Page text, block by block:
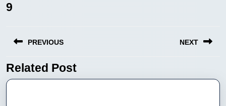
9
wpisuPREVIOUS
Previous
post:
NEXT
post:
Related Post